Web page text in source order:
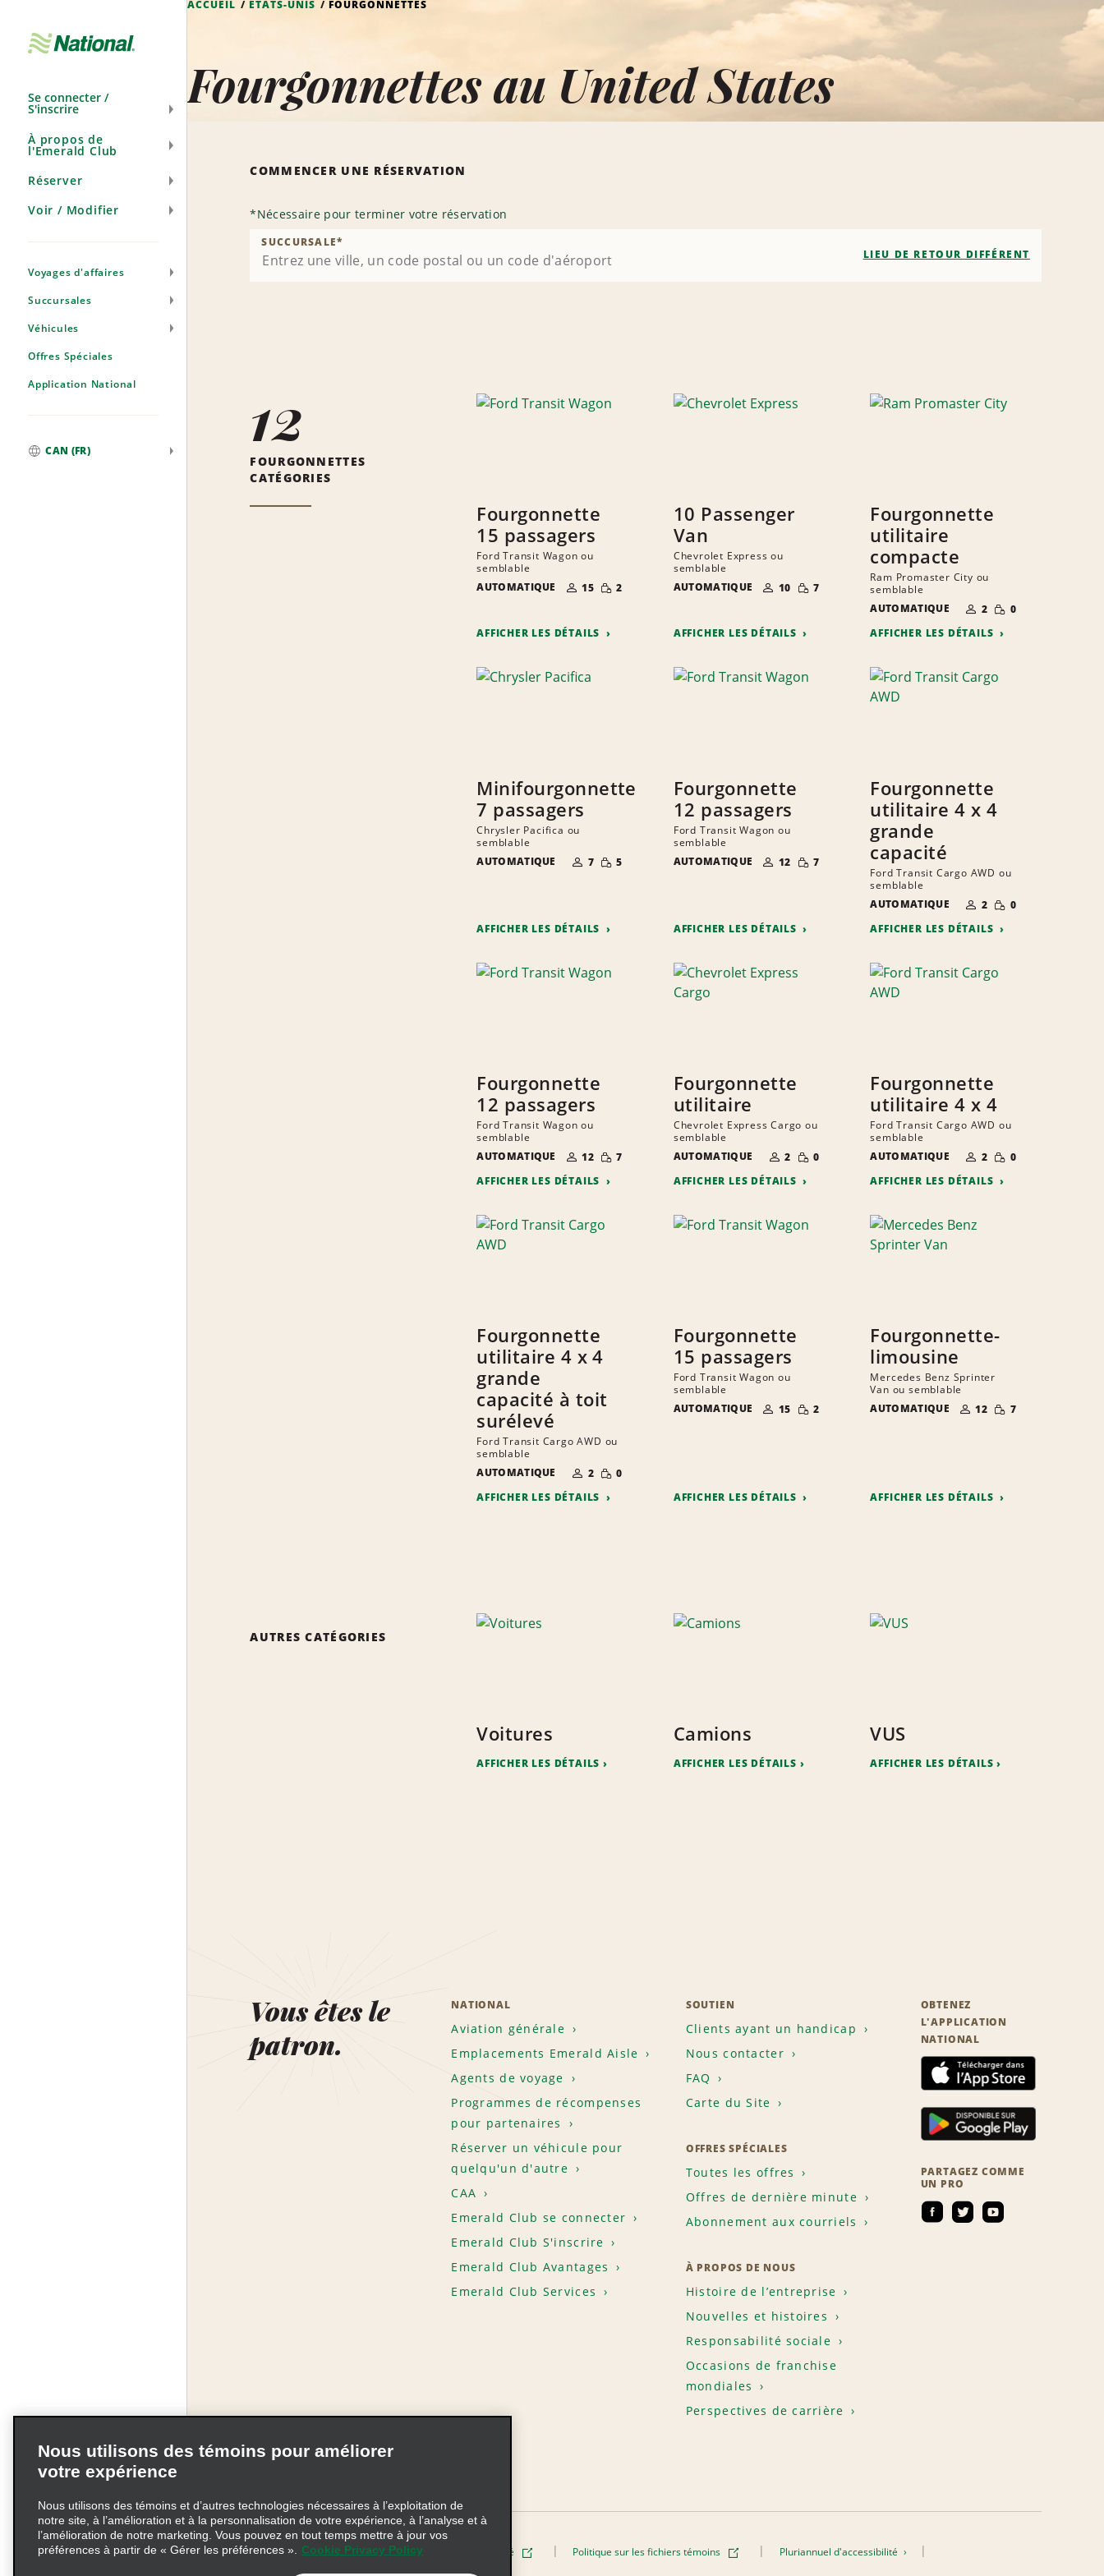
navigation
Se connecter /
S'inscrire
À propos de
l'Emerald Club
Réserver
Voir / Modifier
Voyages d'affaires
Succursales
Véhicules
Offres Spéciales
Application National
CAN (FR)
ACCUEIL ÉTATS-UNIS FOURGONNETTES
Fourgonnettes au United States
COMMENCER UNE RÉSERVATION
*Nécessaire pour terminer votre réservation
SUCCURSALE*
LIEU DE RETOUR DIFFÉRENT
12
FOURGONNETTES
CATÉGORIES
Fourgonnette
15 passagers
Ford Transit Wagon ou
semblable
AUTOMATIQUE
NOMBRE DE
PERSONNES
15 QUANTITÉ
RÉDUITE
2
AFFICHER LES DÉTAILS
10 Passenger
Van
Chevrolet Express ou
semblable
AUTOMATIQUE
NOMBRE DE
PERSONNES
10 QUANTITÉ
RÉDUITE
7
AFFICHER LES DÉTAILS
Fourgonnette
utilitaire
compacte
Ram Promaster City ou
semblable
AUTOMATIQUE
NOMBRE DE
PERSONNES
2 QUANTITÉ
RÉDUITE
0
AFFICHER LES DÉTAILS
Minifourgonnette
7 passagers
Chrysler Pacifica ou
semblable
AUTOMATIQUE
NOMBRE DE
PERSONNES
7 QUANTITÉ
RÉDUITE
5
AFFICHER LES DÉTAILS
Fourgonnette
12 passagers
Ford Transit Wagon ou
semblable
AUTOMATIQUE
NOMBRE DE
PERSONNES
12 QUANTITÉ
RÉDUITE
7
AFFICHER LES DÉTAILS
Fourgonnette
utilitaire 4 x 4
grande
capacité
Ford Transit Cargo AWD ou
semblable
AUTOMATIQUE
NOMBRE DE
PERSONNES
2 QUANTITÉ
RÉDUITE
0
AFFICHER LES DÉTAILS
Fourgonnette
12 passagers
Ford Transit Wagon ou
semblable
AUTOMATIQUE
NOMBRE DE
PERSONNES
12 QUANTITÉ
RÉDUITE
7
AFFICHER LES DÉTAILS
Fourgonnette
utilitaire
Chevrolet Express Cargo ou
semblable
AUTOMATIQUE
NOMBRE DE
PERSONNES
2 QUANTITÉ
RÉDUITE
0
AFFICHER LES DÉTAILS
Fourgonnette
utilitaire 4 x 4
Ford Transit Cargo AWD ou
semblable
AUTOMATIQUE
NOMBRE DE
PERSONNES
2 QUANTITÉ
RÉDUITE
0
AFFICHER LES DÉTAILS
Fourgonnette
utilitaire 4 x 4
grande
capacité à toit
surélevé
Ford Transit Cargo AWD ou
semblable
AUTOMATIQUE
NOMBRE DE
PERSONNES
2 QUANTITÉ
RÉDUITE
0
AFFICHER LES DÉTAILS
Fourgonnette
15 passagers
Ford Transit Wagon ou
semblable
AUTOMATIQUE
NOMBRE DE
PERSONNES
15 QUANTITÉ
RÉDUITE
2
AFFICHER LES DÉTAILS
Fourgonnette-
limousine
Mercedes Benz Sprinter
Van ou semblable
AUTOMATIQUE
NOMBRE DE
PERSONNES
12 QUANTITÉ
RÉDUITE
7
AFFICHER LES DÉTAILS
AUTRES CATÉGORIES
Voitures
AFFICHER LES DÉTAILS
Camions
AFFICHER LES DÉTAILS
VUS
AFFICHER LES DÉTAILS
Vous êtes le
patron.
NATIONAL
Aviation générale
Emplacements Emerald Aisle
Agents de voyage
Programmes de récompenses
pour partenaires
Réserver un véhicule pour
quelqu'un d'autre
CAA
Emerald Club se connecter
Emerald Club S'inscrire
Emerald Club Avantages
Emerald Club Services
SOUTIEN
Clients ayant un handicap
Nous contacter
FAQ
Carte du Site
OFFRES SPÉCIALES
Toutes les offres
Offres de dernière minute
Abonnement aux courriels
À PROPOS DE NOUS
Histoire de l’entreprise
Nouvelles et histoires
Responsabilité sociale
Occasions de franchise
mondiales
Perspectives de carrière
OBTENEZ
L'APPLICATION
NATIONAL
PARTAGEZ COMME
UN PRO
Modalités d'utilisation Politique de confidentialité Politique sur les fichiers témoins Pluriannuel d'accessibilité
Nous utilisons des témoins pour améliorer
votre expérience
Nous utilisons des témoins et d’autres technologies nécessaires à l’exploitation de
notre site, à l’amélioration et à la personnalisation de votre expérience, à l’analyse et à
l’amélioration de notre marketing. Vous pouvez en tout temps mettre à jour vos
préférences à partir de « Gérer les préférences ».
Cookie Privacy Policy